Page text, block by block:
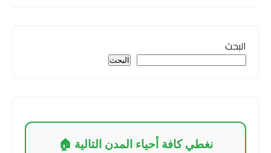
البحث
البحث
نغطي كافة أحياء المدن التالية 🏠